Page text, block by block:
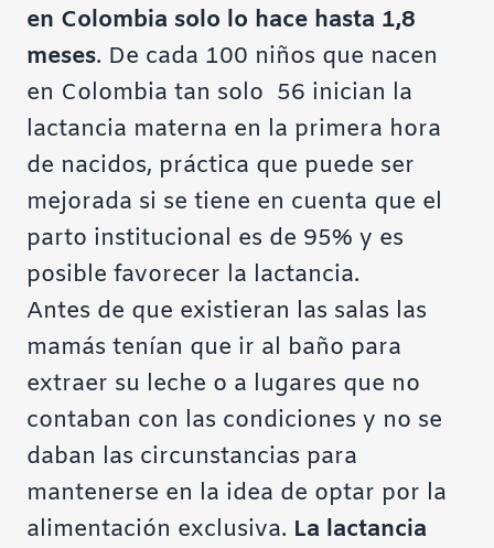
en Colombia solo lo hace hasta 1,8
meses. De cada 100 niños que nacen
en Colombia tan solo 56 inician la
lactancia materna en la primera hora
de nacidos, práctica que puede ser
mejorada si se tiene en cuenta que el
parto institucional es de 95% y es
posible favorecer la lactancia.
Antes de que existieran las salas las
mamás tenían que ir al baño para
extraer su leche o a lugares que no
contaban con las condiciones y no se
daban las circunstancias para
mantenerse en la idea de optar por la
alimentación exclusiva. La lactancia